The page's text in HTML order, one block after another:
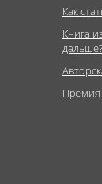
Как
Книга
дальше?
Премия